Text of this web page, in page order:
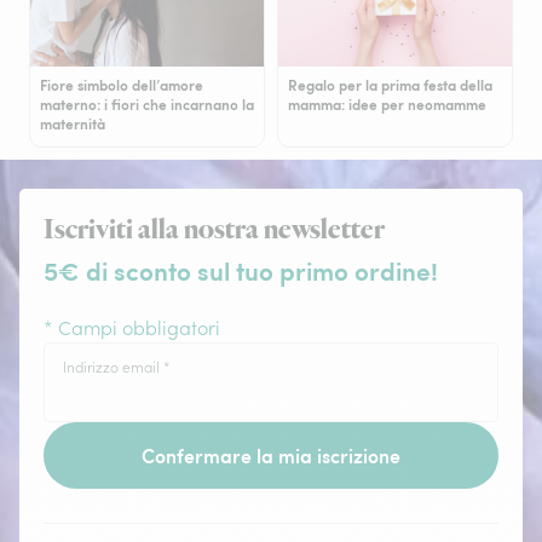
Fiore simbolo dell’amore
materno: i fiori che incarnano la
maternità
Regalo per la prima festa della
mamma: idee per neomamme
Iscriviti alla nostra newsletter
5€ di sconto sul tuo primo ordine!
* Campi obbligatori
Indirizzo email *
Confermare la mia iscrizione